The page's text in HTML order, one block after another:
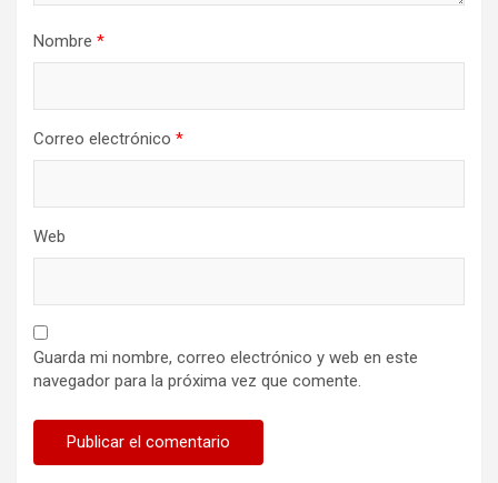
Nombre *
Correo electrónico *
Web
Guarda mi nombre, correo electrónico y web en este
navegador para la próxima vez que comente.